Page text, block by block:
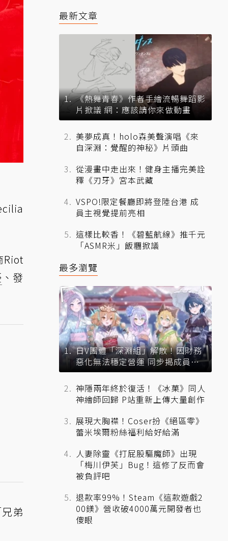
Riot
、發
弟
最新文章
《熱舞青春》作者手繪流暢舞蹈影
片掀議 網：應該請你來做動畫
美夢成真！holo森美聲演唱《來
自深淵：覺醒的神秘》片頭曲
從漫畫中走出來！健身主播完美詮
釋《刃牙》宮本武藏
VSPO!限定餐廳即將登陸台港 成
員主視覺提前亮相
這樣比較香！《碧藍航線》推千元
「ASMR米」飯糰掀議
最多瀏覽
日V團體「深淵組」解散！因財務
惡化無法穩定營運 同步揭成員未
來去向
神隱兩年終於復活！《冰菓》同人
神繪師回歸 P站重新上傳大量創作
展現大胸襟！Coser扮《絕區零》
蕾米埃爾粉絲福利給好給滿
人妻除靈《打屁股驅魔師》出現
「梅川伊芙」Bug！這修了反而會
被負評吧
退款率99%！Steam《這款遊戲2
00鎂》營收破4000萬元開發者也
傻眼